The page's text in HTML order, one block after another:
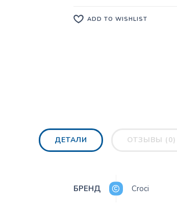
ADD TO WISHLIST
ДЕТАЛИ ОТЗЫВЫ (0)
БРЕНД Croci